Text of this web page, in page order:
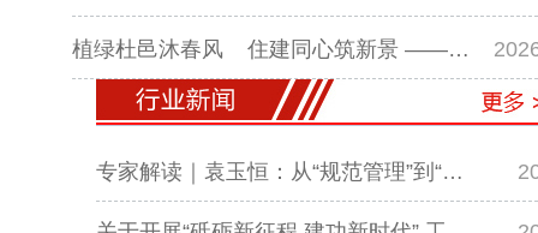
植绿杜邑沐春风 住建同心筑新景 ——…
专家解读｜袁玉恒：从“规范管理”到“…